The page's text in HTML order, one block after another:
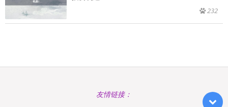
232
友情链接：